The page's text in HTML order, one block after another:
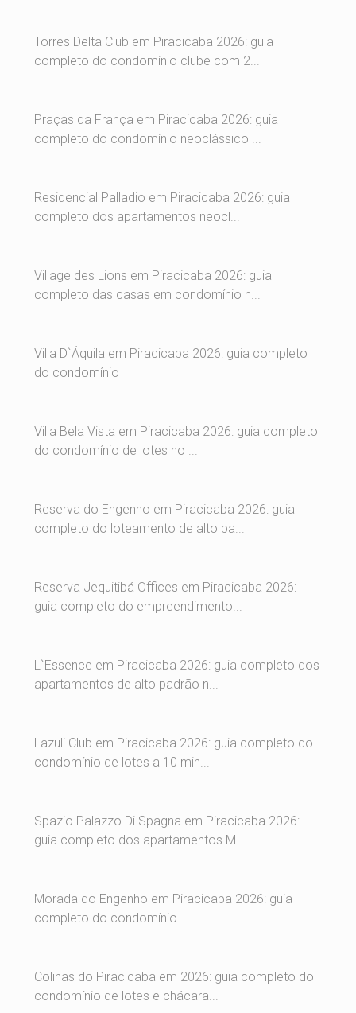
Torres Delta Club em Piracicaba 2026: guia
completo do condomínio clube com 2...
Praças da França em Piracicaba 2026: guia
completo do condomínio neoclássico ...
Residencial Palladio em Piracicaba 2026: guia
completo dos apartamentos neocl...
Village des Lions em Piracicaba 2026: guia
completo das casas em condomínio n...
Villa D`Áquila em Piracicaba 2026: guia completo
do condomínio
Villa Bela Vista em Piracicaba 2026: guia completo
do condomínio de lotes no ...
Reserva do Engenho em Piracicaba 2026: guia
completo do loteamento de alto pa...
Reserva Jequitibá Offices em Piracicaba 2026:
guia completo do empreendimento...
L`Essence em Piracicaba 2026: guia completo dos
apartamentos de alto padrão n...
Lazuli Club em Piracicaba 2026: guia completo do
condomínio de lotes a 10 min...
Spazio Palazzo Di Spagna em Piracicaba 2026:
guia completo dos apartamentos M...
Morada do Engenho em Piracicaba 2026: guia
completo do condomínio
Colinas do Piracicaba em 2026: guia completo do
condomínio de lotes e chácara...